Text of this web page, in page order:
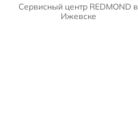
Сервисный центр REDMOND в
Ижевске